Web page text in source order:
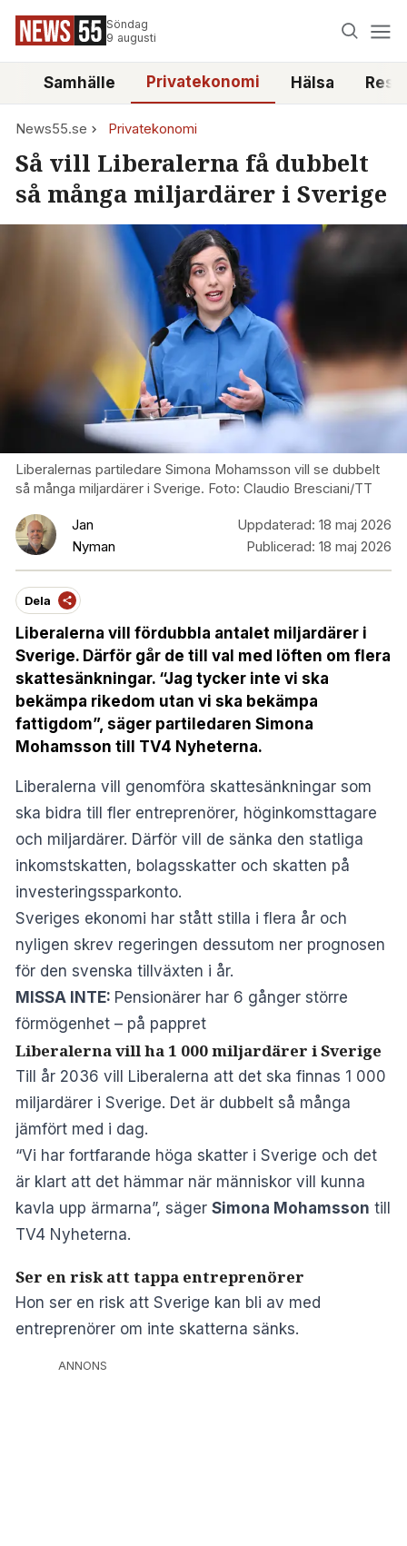
Söndag
9 augusti
Samhälle Privatekonomi Hälsa
News55.se Privatekonomi
Så vill Liberalerna få dubbelt
så många miljardärer i Sverige
Liberalernas partiledare Simona Mohamsson vill se dubbelt
så många miljardärer i Sverige. Foto: Claudio Bresciani/TT
Jan
Nyman
Uppdaterad: 18 maj 2026
Publicerad: 18 maj 2026
Dela
Liberalerna vill fördubbla antalet miljardärer i
Sverige. Därför går de till val med löften om flera
skattesänkningar. “Jag tycker inte vi ska
bekämpa rikedom utan vi ska bekämpa
fattigdom”, säger partiledaren Simona
Mohamsson till TV4 Nyheterna.
Liberalerna vill genomföra skattesänkningar som
ska bidra till fler entreprenörer, höginkomsttagare
och miljardärer. Därför vill de sänka den statliga
inkomstskatten, bolagsskatter och skatten på
investeringssparkonto.
Sveriges ekonomi har stått stilla i flera år och
nyligen skrev regeringen dessutom ner prognosen
för den svenska tillväxten i år.
MISSA INTE: Pensionärer har 6 gånger större
förmögenhet – på pappret
Liberalerna vill ha 1 000 miljardärer i Sverige
Till år 2036 vill Liberalerna att det ska finnas 1 000
miljardärer i Sverige. Det är dubbelt så många
jämfört med i dag.
“Vi har fortfarande höga skatter i Sverige och det
är klart att det hämmar när människor vill kunna
kavla upp ärmarna”, säger Simona Mohamsson till
TV4 Nyheterna.
Ser en risk att tappa entreprenörer
Hon ser en risk att Sverige kan bli av med
entreprenörer om inte skatterna sänks.
ANNONS